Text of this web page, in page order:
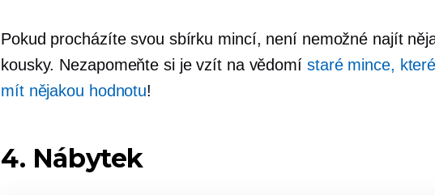
Pokud procházíte svou sbírku mincí, není nemožné najít
kousky. Nezapomeňte si je vzít na vědomí staré mince,
mít nějakou hodnotu!
4. Nábytek